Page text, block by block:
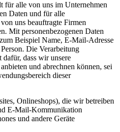
für alle von uns im Unternehmen
Daten und für alle
uns beauftragte Firmen
Mit personenbezogenen Daten
Beispiel Name, E-Mail-Adresse
Die Verarbeitung
dafür, dass wir unsere
und abrechnen können, sei
dieser
Onlineshops), die wir betreiben
E-Mail-Kommunikation
und andere Geräte